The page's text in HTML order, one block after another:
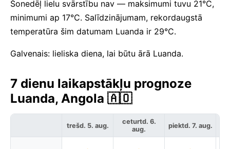
Šonedēļ lielu svārstību nav — maksimumi tuvu 21°C,
minimumi ap 17°C. Salīdzinājumam, rekordaugstā
temperatūra šim datumam Luanda ir 29°C.
Galvenais: lieliska diena, lai būtu ārā Luanda.
7 dienu laikapstākļu prognoze
Luanda, Angola 🇦🇴
trešd. 5. aug.
ceturtd. 6.
aug.
piektd. 7. aug.